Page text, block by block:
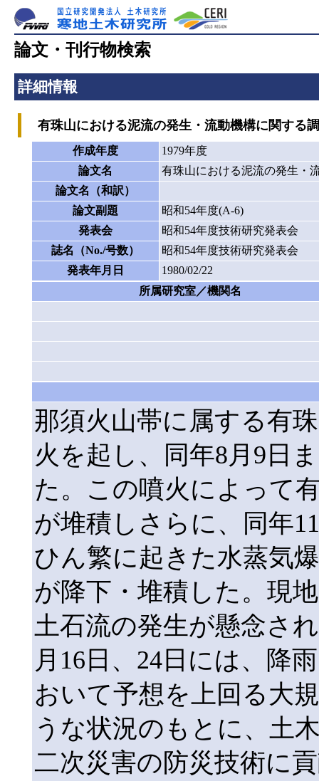
論文・刊行物検索
詳細情報
有珠山における泥流の発生・流動機構に関する
作成年度
1979年度
論文名
有珠山における泥流の発生・
論文名（和訳）
論文副題
昭和54年度(A-6)
発表会
昭和54年度技術研究発表会
誌名（No./号数）
昭和54年度技術研究発表会
発表年月日
1980/02/22
所属研究室／機関名
那須火山帯に属する有
火を起し、同年8月9日
た。この噴火によって
が堆積しさらに、同年
ひん繁に起きた水蒸気
が降下・堆積した。現
土石流の発生が懸念さ
月16日、24日には、降
おいて予想を上回る大
うな状況のもとに、土
二次災害の防災技術に